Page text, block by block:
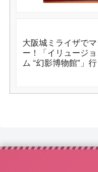
大阪城ミライザで
ー！「イリュージ
ム “幻影博物館”」